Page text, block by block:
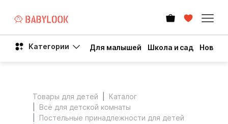
Категории Для малышей Школа и сад Новый
Товары для детей
Каталог
Всё для детской комнаты
Постельные принадлежности для детей